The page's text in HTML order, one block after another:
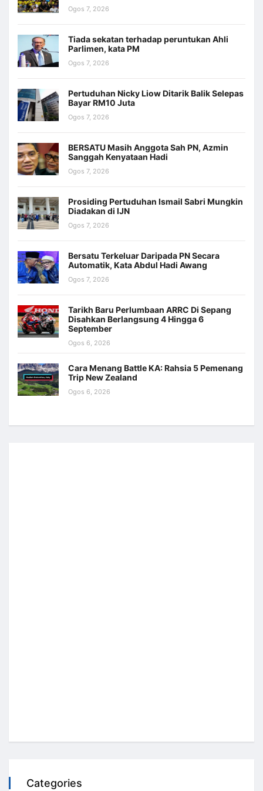
Ogos 7, 2026
Tiada sekatan terhadap peruntukan Ahli
Parlimen, kata PM
Ogos 7, 2026
Pertuduhan Nicky Liow Ditarik Balik Selepas
Bayar RM10 Juta
Ogos 7, 2026
BERSATU Masih Anggota Sah PN, Azmin
Sanggah Kenyataan Hadi
Ogos 7, 2026
Prosiding Pertuduhan Ismail Sabri Mungkin
Diadakan di IJN
Ogos 7, 2026
Bersatu Terkeluar Daripada PN Secara
Automatik, Kata Abdul Hadi Awang
Ogos 7, 2026
Tarikh Baru Perlumbaan ARRC Di Sepang
Disahkan Berlangsung 4 Hingga 6
September
Ogos 6, 2026
Cara Menang Battle KA: Rahsia 5 Pemenang
Trip New Zealand
Ogos 6, 2026
Categories